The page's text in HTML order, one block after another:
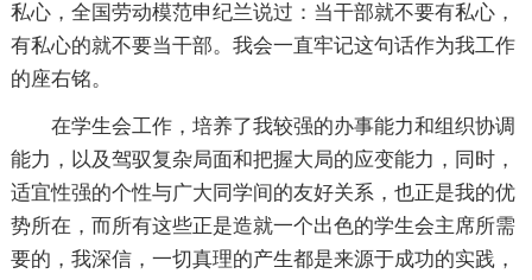
私心，全国劳动模范申纪兰说过：当干部就不要有私心，
有私心的就不要当干部。我会一直牢记这句话作为我工作
的座右铭。
在学生会工作，培养了我较强的办事能力和组织协调
能力，以及驾驭复杂局面和把握大局的应变能力，同时，
适宜性强的个性与广大同学间的友好关系，也正是我的优
势所在，而所有这些正是造就一个出色的学生会主席所需
要的，我深信，一切真理的产生都是来源于成功的实践，